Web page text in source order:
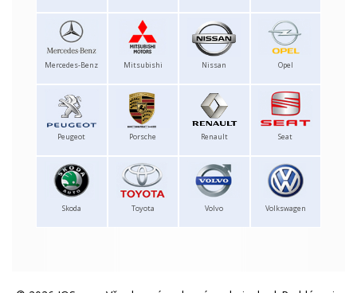
Mercedes-Benz Mitsubishi Nissan Opel
Peugeot Porsche Renault Seat
Skoda Toyota Volvo Volkswagen